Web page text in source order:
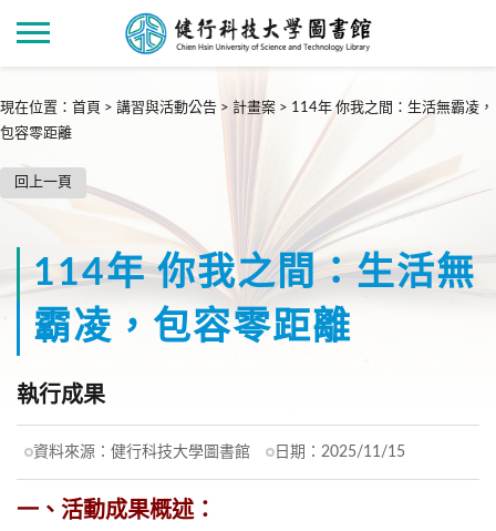
現在位置 ： 首頁 > 講習與活動公告 > 計畫案 > 114年 你我之間：生活無霸凌，
包容零距離
回上一頁
114年 你我之間：生活無
霸凌，包容零距離
執行成果
資料來源： 健行科技大學圖書館 日期： 2025/11/15
一、活動成果概述：